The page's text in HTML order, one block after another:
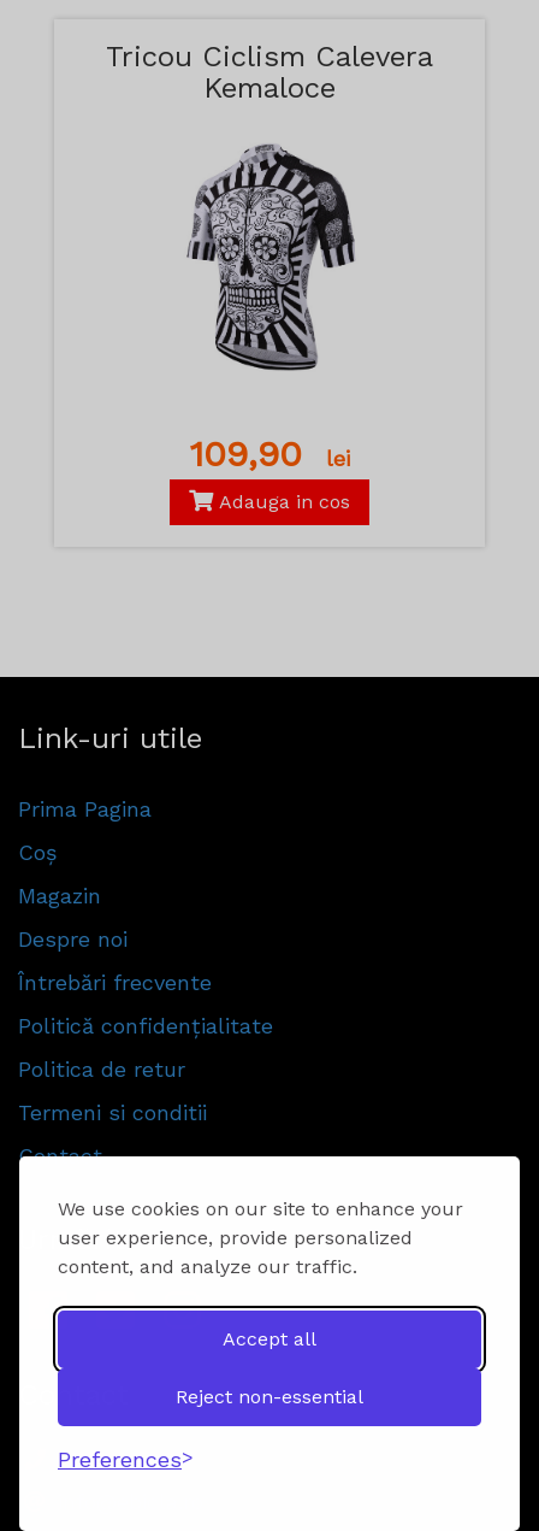
We use cookies on our site to enhance your
user experience, provide personalized
content, and analyze our traffic.
Accept all
Reject non-essential
Preferences
Tricou Ciclism Calevera
Kemaloce
109,90 lei
Adauga in cos
Link-uri utile
Prima Pagina
Coș
Magazin
Despre noi
Întrebări frecvente
Politică confidențialitate
Politica de retur
Termeni si conditii
Contact
Urmăriti-ne
0721095710